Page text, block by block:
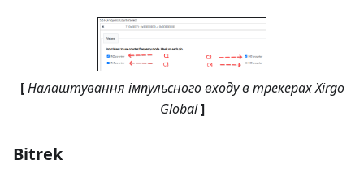
[ Налаштування імпульсного входу в трекерах Xirgo
Global ]
Bitrek